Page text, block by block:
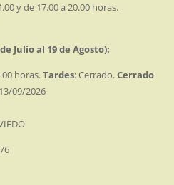
y de 17.00 a 20.00 horas.
Julio al 19 de Agosto):
horas.Tardes: Cerrado.Cerrado
09/2026